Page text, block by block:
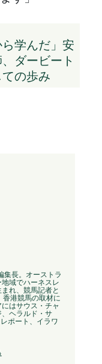
ら学んだ」安
ダービート
の歩み
長。オーストラ
域でハーネスレ
れ、競馬記者と
香港競馬の取材に
はサウス・チャ
ヘラルド・サ
ポート、イラワ